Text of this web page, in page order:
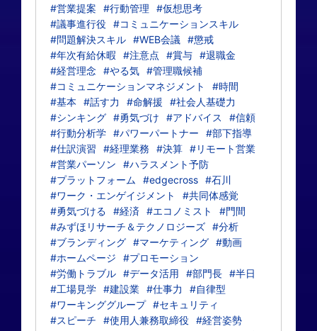
#営業提案
#行動管理
#仮想思考
#議事進行役 #コミュニケーションスキル
#問題解決スキル #WEB会議
#懲戒
#年次有給休暇
#注意点 #賞与 #退職金
#経営理念 #やる気 #管理職候補
#コミュニケーションマネジメント
#時間
#基本
#話す力 #命解援
#社会人基礎力
#シンキング #勇気づけ #アドバイス
#信頼
#行動分析学 #パワーパートナー
#部下指導
#仕訳演習
#経理業務 #決算 #リモート営業
#営業パーソン
#ハラスメント予防
#プラットフォーム
#edgecross #石川
#ワーク・エンゲイジメント
#共同体感覚
#勇気づける
#経済 #エコノミスト
#門間
#みずほリサーチ＆テクノロジーズ #分析
#ブランディング #マーケティング #動画
#ホームページ
#プロモーション
#労働トラブル #データ活用 #部門長 #半日
#工場見学 #建設業 #仕事力
#自律型
#ワーキンググループ #セキュリティ
#スピーチ
#使用人兼務取締役 #経営姿勢